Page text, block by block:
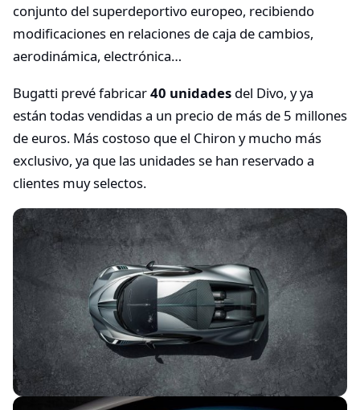
conjunto del superdeportivo europeo, recibiendo
modificaciones en relaciones de caja de cambios,
aerodinámica, electrónica…
Bugatti prevé fabricar40 unidades del Divo, y ya
están todas vendidas a un precio de más de 5 millones
de euros. Más costoso que el Chiron y mucho más
exclusivo, ya que las unidades se han reservado a
clientes muy selectos.